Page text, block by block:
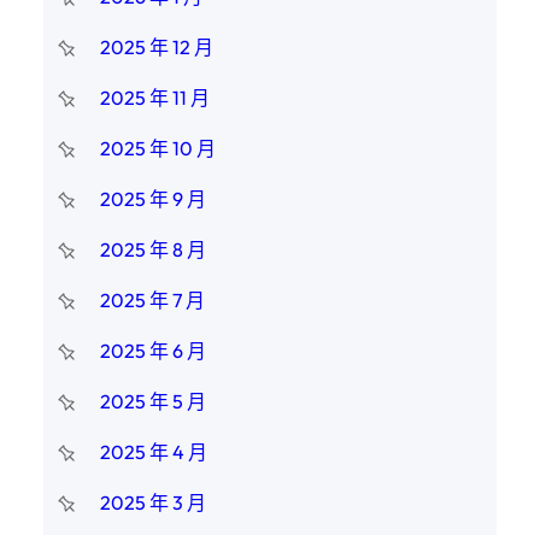
2025 年 12 月
2025 年 11 月
2025 年 10 月
2025 年 9 月
2025 年 8 月
2025 年 7 月
2025 年 6 月
2025 年 5 月
2025 年 4 月
2025 年 3 月